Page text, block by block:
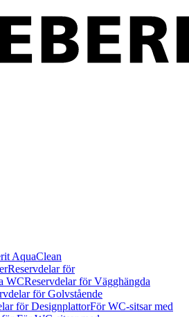
AquaClean
Reservdelar för
WCReservdelar för Vägghängda
för Golvstående
för DesignplattorFör WC-sitsar med